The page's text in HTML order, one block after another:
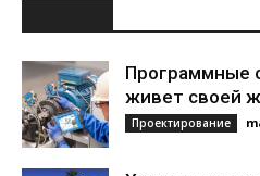
Программные
живет своей
Проектирование